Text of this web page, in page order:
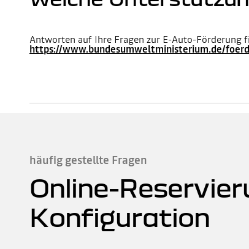
Antworten auf Ihre Fragen zur E-Auto-Förderung
https://www.bundesumweltministerium.de/
häufig gestellte Fragen
Online-
Konfiguration